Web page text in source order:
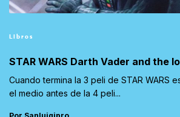
Libros
STAR WARS Darth Vader and the
Cuando termina la 3 peli de STAR WARS
el medio antes de la 4 peli...